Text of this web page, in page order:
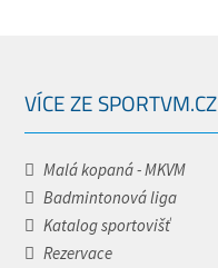
VÍCE ZE SPORTVM.CZ
Malá kopaná - MKVM
Badmintonová liga
Katalog sportovišť
Rezervace